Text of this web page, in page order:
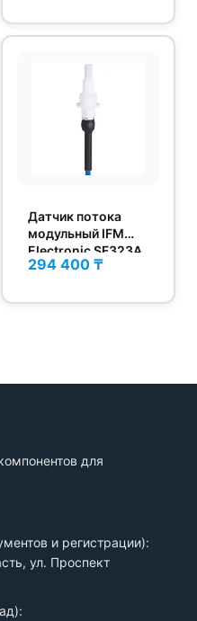
Датчик потока
модульный IFM
Electronic SF323A
294 400 ₸
для
и регистрации):
ул. Проспект